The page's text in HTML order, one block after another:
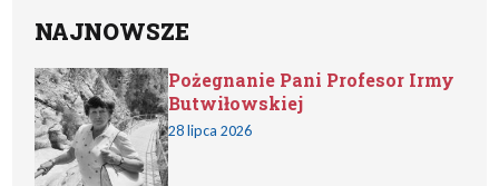
NAJNOWSZE
Pożegnanie Pani Profesor Irmy
Butwiłowskiej
28 lipca 2026